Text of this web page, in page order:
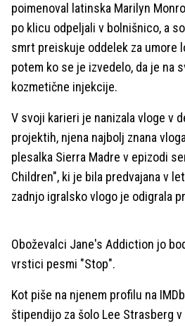
poimenoval latinska Marilyn
po klicu odpeljali v bolnišnico, a
smrt preiskuje oddelek za umore
potem ko se je izvedelo, da je na
kozmetične injekcije.
V svoji karieri je nanizala vloge v
projektih, njena najbolj znana
plesalka Sierra Madre v epizodi
Children", ki je bila predvajana v
zadnjo igralsko vlogo je odigrala
Oboževalci Jane's Addiction jo
vrstici pesmi "Stop".
Kot piše na njenem profilu na
štipendijo za šolo Lee Strasberg